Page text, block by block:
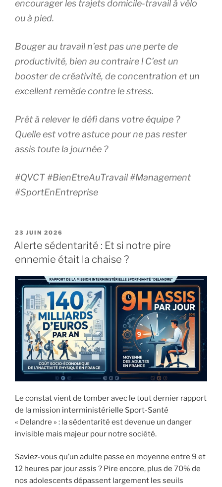
encourager les trajets domicile-travail à vélo
ou à pied.
Bouger au travail n’est pas une perte de
productivité, bien au contraire ! C’est un
booster de créativité, de concentration et un
excellent remède contre le stress.
Prêt à relever le défi dans votre équipe ?
Quelle est votre astuce pour ne pas rester
assis toute la journée ?
#QVCT #BienEtreAuTravail #Management
#SportEnEntreprise
PUBLIÉ
LE
23 JUIN 2026
Alerte sédentarité : Et si notre pire
ennemie était la chaise ?
Le constat vient de tomber avec le tout dernier rapport
de la mission interministérielle Sport-Santé
« Delandre » : la sédentarité est devenue un danger
invisible mais majeur pour notre société.
Saviez-vous qu’un adulte passe en moyenne entre 9 et
12 heures par jour assis ? Pire encore, plus de 70% de
nos adolescents dépassent largement les seuils